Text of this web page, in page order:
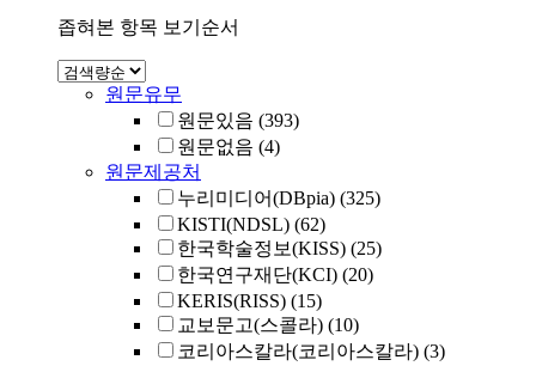
좁혀본 항목 보기순서
원문유무
원문있음 (393)
원문없음 (4)
원문제공처
누리미디어(DBpia) (325)
KISTI(NDSL) (62)
한국학술정보(KISS) (25)
한국연구재단(KCI) (20)
KERIS(RISS) (15)
교보문고(스콜라) (10)
코리아스칼라(코리아스칼라) (3)